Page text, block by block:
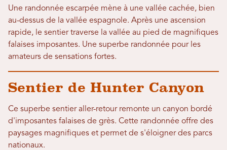
Une randonnée escarpée mène à une vallée cachée, bien
au-dessus de la vallée espagnole. Après une ascension
rapide, le sentier traverse la vallée au pied de magnifiques
falaises imposantes. Une superbe randonnée pour les
amateurs de sensations fortes.
Sentier de Hunter Canyon
Ce superbe sentier aller-retour remonte un canyon bordé
d'imposantes falaises de grès. Cette randonnée offre des
paysages magnifiques et permet de s'éloigner des parcs
nationaux.